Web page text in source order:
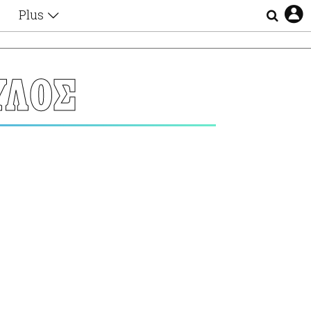
Plus
Αφιερώματα
Ζώδια